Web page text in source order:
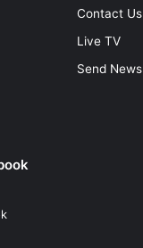
Contact Us
Live TV
Send News